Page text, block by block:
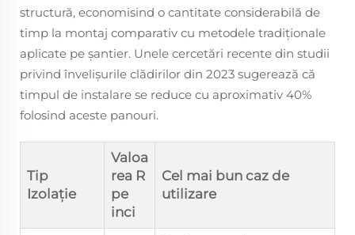
structură, economisind o cantitate considerabilă de
timp la montaj comparativ cu metodele tradiționale
aplicate pe șantier. Unele cercetări recente din studii
privind învelișurile clădirilor din 2023 sugerează că
timpul de instalare se reduce cu aproximativ 40%
folosind aceste panouri.
Tip
Izolație
Valoa
rea R
pe
inci
Cel mai bun caz de
utilizare